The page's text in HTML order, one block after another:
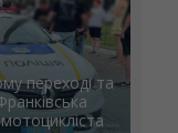
переході та